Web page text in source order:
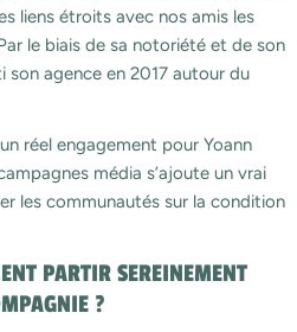
liens étroits avec nos amis les
le biais de sa notoriété et de son
son agence en 2017 autour du
réel engagement pour Yoann
média s’ajoute un vrai
les communautés sur la condition
PARTIR SEREINEMENT
?